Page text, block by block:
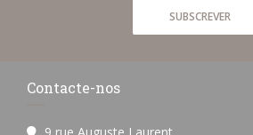
SUBSCREVER
Contacte-nos